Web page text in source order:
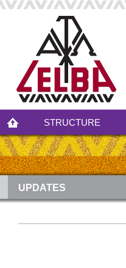
STRUCTURE
UPDATES